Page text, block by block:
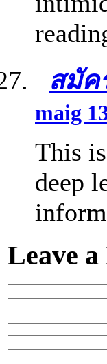
สมัค
maig
This
deep
Leave